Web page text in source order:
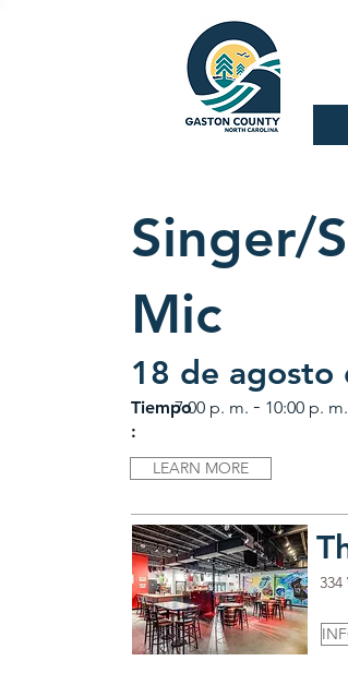
Singer/
Mic
18 de agosto
Tiempo
:
7:00 p. m. - 10:00 p. m.
LEARN MORE